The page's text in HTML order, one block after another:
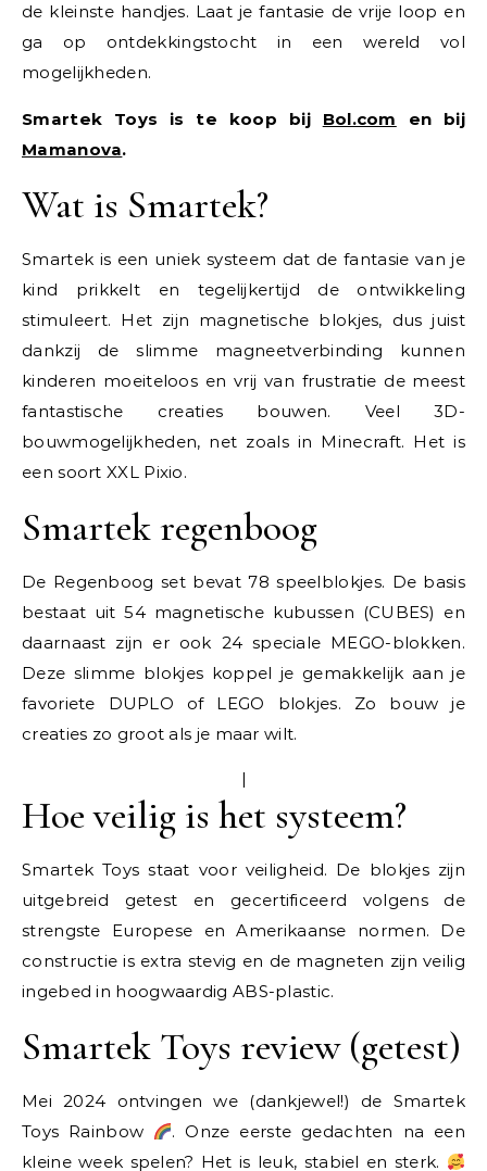
de kleinste handjes. Laat je fantasie de vrije loop en
ga op ontdekkingstocht in een wereld vol
mogelijkheden.
Smartek Toys is te koop bij Bol.com en bij
Mamanova.
Wat is Smartek?
Smartek is een uniek systeem dat de fantasie van je
kind prikkelt en tegelijkertijd de ontwikkeling
stimuleert. Het zijn magnetische blokjes, dus juist
dankzij de slimme magneetverbinding kunnen
kinderen moeiteloos en vrij van frustratie de meest
fantastische creaties bouwen. Veel 3D-
bouwmogelijkheden, net zoals in Minecraft. Het is
een soort XXL Pixio.
Smartek regenboog
De Regenboog set bevat 78 speelblokjes. De basis
bestaat uit 54 magnetische kubussen (CUBES) en
daarnaast zijn er ook 24 speciale MEGO-blokken.
Deze slimme blokjes koppel je gemakkelijk aan je
favoriete DUPLO of LEGO blokjes. Zo bouw je
creaties zo groot als je maar wilt.
|
Hoe veilig is het systeem?
Smartek Toys staat voor veiligheid. De blokjes zijn
uitgebreid getest en gecertificeerd volgens de
strengste Europese en Amerikaanse normen. De
constructie is extra stevig en de magneten zijn veilig
ingebed in hoogwaardig ABS-plastic.
Smartek Toys review (getest)
Mei 2024 ontvingen we (dankjewel!) de Smartek
Toys Rainbow
. Onze eerste gedachten na een
kleine week spelen? Het is leuk, stabiel en sterk.